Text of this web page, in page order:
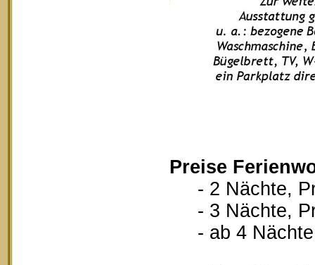
Preise
- 2 Nächte,
- 3 Nächte,
- ab 4 Nächte,